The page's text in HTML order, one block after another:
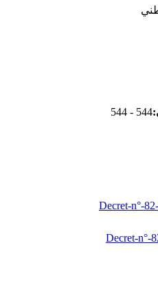
544 - 544
Decret-n°-
Decret-n°-